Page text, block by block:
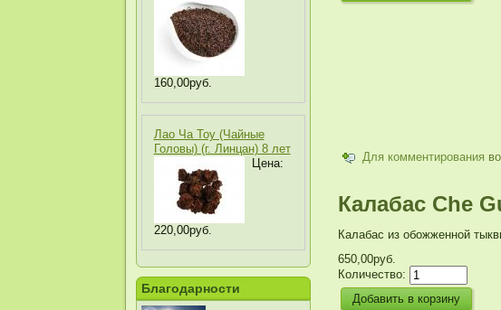
160,00руб.
Лао Ча Тоу (Чайные
Головы) (г. Линцан) 8 лет
Цена:
220,00руб.
Благодарности
Для комментирования
Калабас Che
Калабас из обожженной
650,00руб.
Количество: